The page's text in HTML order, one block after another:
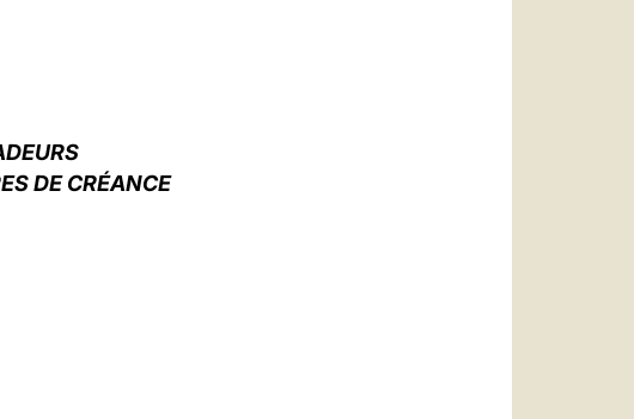
DE CRÉANCE